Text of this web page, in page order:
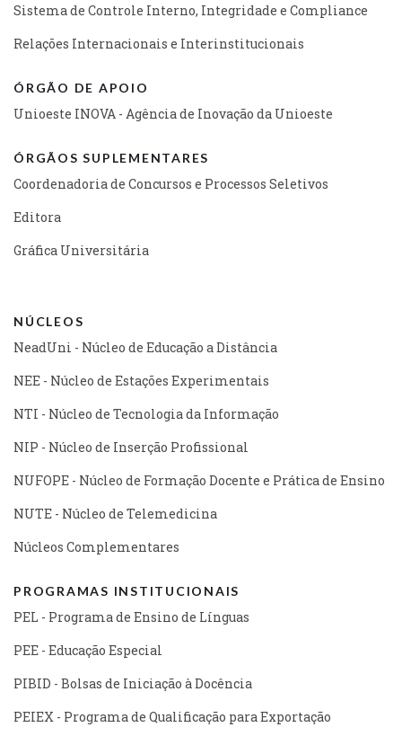
Sistema de Controle Interno, Integridade e Compliance
Relações Internacionais e Interinstitucionais
ÓRGÃO DE APOIO
Unioeste INOVA - Agência de Inovação da Unioeste
ÓRGÃOS SUPLEMENTARES
Coordenadoria de Concursos e Processos Seletivos
Editora
Gráfica Universitária
NÚCLEOS
NeadUni - Núcleo de Educação a Distância
NEE - Núcleo de Estações Experimentais
NTI - Núcleo de Tecnologia da Informação
NIP - Núcleo de Inserção Profissional
NUFOPE - Núcleo de Formação Docente e Prática de Ensino
NUTE - Núcleo de Telemedicina
Núcleos Complementares
PROGRAMAS INSTITUCIONAIS
PEL - Programa de Ensino de Línguas
PEE - Educação Especial
PIBID - Bolsas de Iniciação à Docência
PEIEX - Programa de Qualificação para Exportação